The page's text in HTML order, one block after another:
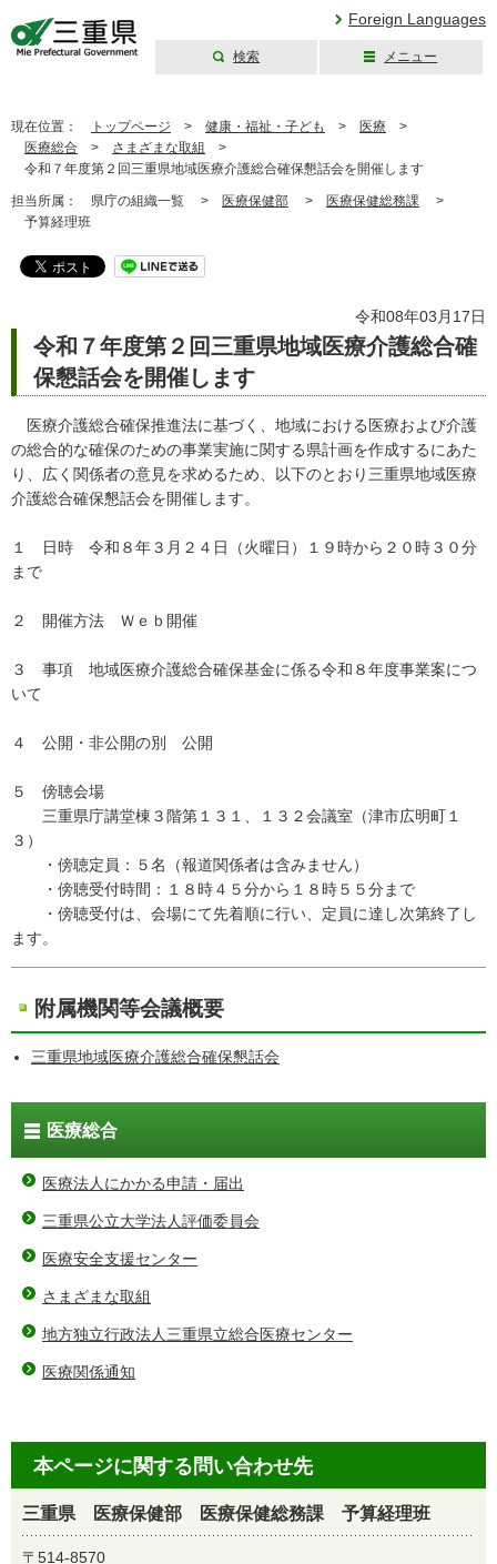
Foreign Languages
検索 メニュー
現在位置： トップページ > 健康・福祉・子ども > 医療 >
医療総合 > さまざまな取組
>
令和７年度第２回三重県地域医療介護総合確保懇話会を開催します
担当所属： 県庁の組織一覧 > 医療保健部 > 医療保健総務課 >
予算経理班
令和08年03月17日
令和７年度第２回三重県地域医療介護総合確
保懇話会を開催します
医療介護総合確保推進法に基づく、地域における医療および介護
の総合的な確保のための事業実施に関する県計画を作成するにあた
り、広く関係者の意見を求めるため、以下のとおり三重県地域医療
介護総合確保懇話会を開催します。
１ 日時 令和８年３月２４日（火曜日）１９時から２０時３０分
まで
２ 開催方法 Ｗｅｂ開催
３ 事項 地域医療介護総合確保基金に係る令和８年度事業案につ
いて
４ 公開・非公開の別 公開
５ 傍聴会場
三重県庁講堂棟３階第１３１、１３２会議室（津市広明町１
３）
・傍聴定員：５名（報道関係者は含みません）
・傍聴受付時間：１８時４５分から１８時５５分まで
・傍聴受付は、会場にて先着順に行い、定員に達し次第終了し
ます。
附属機関等会議概要
三重県地域医療介護総合確保懇話会
医療総合
医療法人にかかる申請・届出
三重県公立大学法人評価委員会
医療安全支援センター
さまざまな取組
地方独立行政法人三重県立総合医療センター
医療関係通知
本ページに関する問い合わせ先
三重県 医療保健部 医療保健総務課 予算経理班
〒514-8570